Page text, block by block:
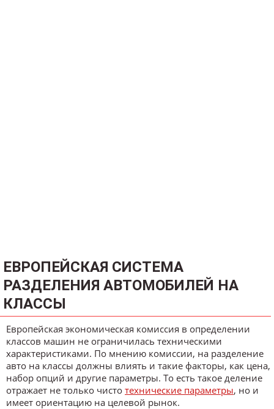
ЕВРОПЕЙСКАЯ СИСТЕМА
РАЗДЕЛЕНИЯ АВТОМОБИЛЕЙ НА
КЛАССЫ
Европейская экономическая комиссия в определении
классов машин не ограничилась техническими
характеристиками. По мнению комиссии, на разделение
авто на классы должны влиять и такие факторы, как цена,
набор опций и другие параметры. То есть такое деление
отражает не только чисто технические параметры, но и
имеет ориентацию на целевой рынок.